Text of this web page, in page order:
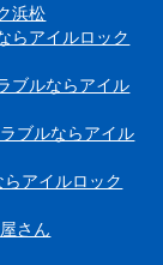
浜松
らアイルロック
ブルならアイル
ブルならアイル
アイルロック
さん